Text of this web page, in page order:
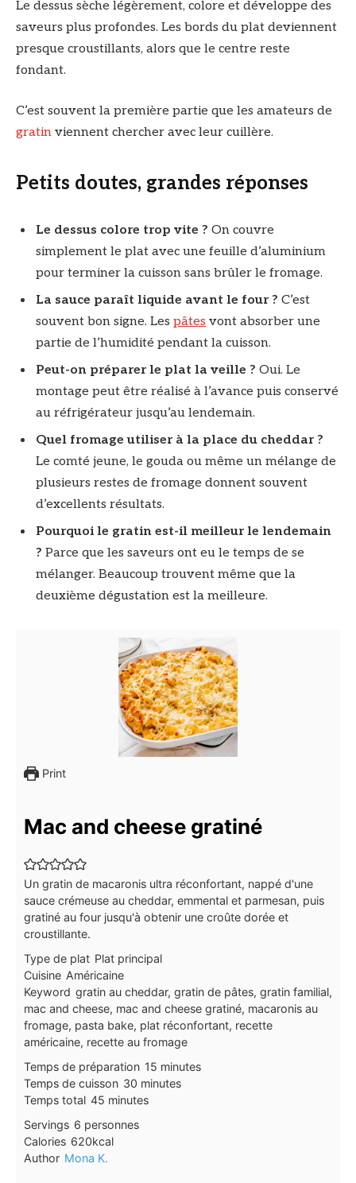
Le dessus sèche légèrement, colore et développe des
saveurs plus profondes. Les bords du plat deviennent
presque croustillants, alors que le centre reste
fondant.
C’est souvent la première partie que les amateurs de
gratin viennent chercher avec leur cuillère.
Petits doutes, grandes réponses
Le dessus colore trop vite ? On couvre
simplement le plat avec une feuille d’aluminium
pour terminer la cuisson sans brûler le fromage.
La sauce paraît liquide avant le four ? C’est
souvent bon signe. Les pâtes vont absorber une
partie de l’humidité pendant la cuisson.
Peut-on préparer le plat la veille ? Oui. Le
montage peut être réalisé à l’avance puis conservé
au réfrigérateur jusqu’au lendemain.
Quel fromage utiliser à la place du cheddar ?
Le comté jeune, le gouda ou même un mélange de
plusieurs restes de fromage donnent souvent
d’excellents résultats.
Pourquoi le gratin est-il meilleur le lendemain
? Parce que les saveurs ont eu le temps de se
mélanger. Beaucoup trouvent même que la
deuxième dégustation est la meilleure.
Print
Mac and cheese gratiné
Un gratin de macaronis ultra réconfortant, nappé d'une
sauce crémeuse au cheddar, emmental et parmesan, puis
gratiné au four jusqu'à obtenir une croûte dorée et
croustillante.
Type de plat Plat principal
Cuisine Américaine
Keyword gratin au cheddar, gratin de pâtes, gratin familial,
mac and cheese, mac and cheese gratiné, macaronis au
fromage, pasta bake, plat réconfortant, recette
américaine, recette au fromage
Temps de préparation 15minutes
minutes
Temps de cuisson 30minutes
minutes
Temps total 45minutes
minutes
Servings 6 personnes
Calories 620kcal
Author Mona K.